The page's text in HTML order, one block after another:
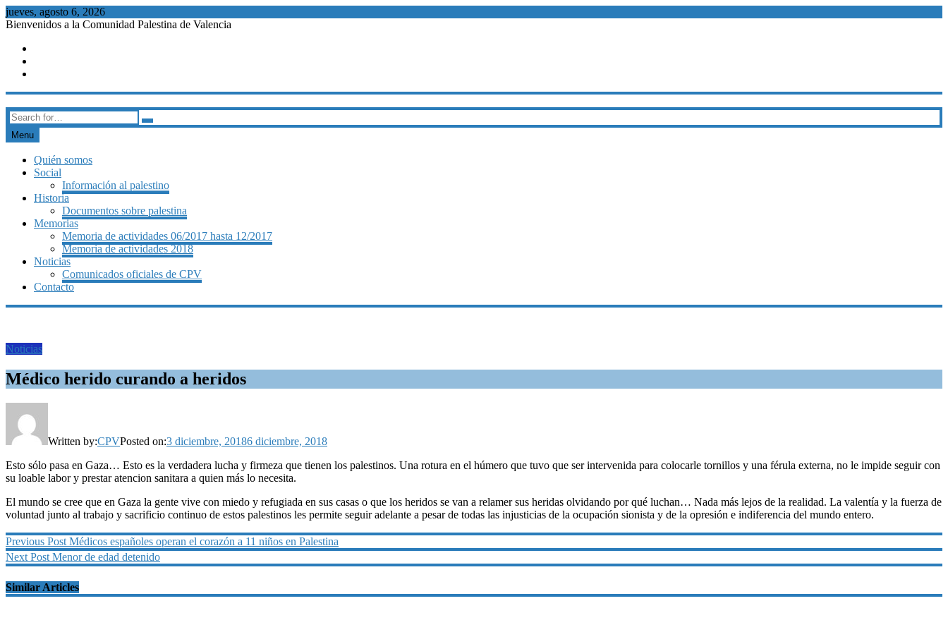
Skip
to
jueves, agosto 6, 2026
Bienvenidos a la Comunidad Palestina de Valencia
Comunidad Palestina de Valencia
Search
Menu
Quién somos
Social
Información al palestino
Historia
Documentos sobre palestina
Memorias
Memoria de actividades 06/2017 hasta 12/2017
Memoria de actividades 2018
Noticias
Comunicados oficiales de CPV
Contacto
Noticias
Médico herido curando a heridos
Written by:CPVPosted on:3 diciembre, 20186 diciembre, 2018
Esto sólo pasa en Gaza… Esto es la verdadera lucha y firmeza que tienen los palestinos. Una rotura en el húmero que tuvo que ser intervenida para colocarle tornillos y una férula externa, no le impide seguir con
su loable labor y prestar atencion sanitara a quien más lo necesita.
El mundo se cree que en Gaza la gente vive con miedo y refugiada en sus casas o que los heridos se van a relamer sus heridas olvidando por qué luchan… Nada más lejos de la realidad. La valentía y la fuerza de
voluntad junto al trabajo y sacrificio continuo de estos palestinos les permite seguir adelante a pesar de todas las injusticias de la ocupación sionista y de la opresión e indiferencia del mundo entero.
Navegación
de
entradas
Previous Post Previous
post:
Médicos españoles operan el corazón a 11 niños en Palestina
Next Post Next
post:
Menor de edad detenido
Similar Articles